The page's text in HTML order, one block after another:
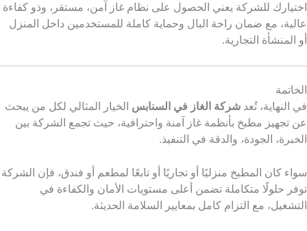
اختيارك للشركة يعني الحصول على نظام غاز آمن، مستقر، وذو كفاءة
عالية، مع ضمان راحة البال وحماية كاملة للمستخدمين داخل المنزل
أو المنشأة التجارية.
الخاتمة
في النهاية، تُعد شركة الغاز في السنابس الخيار المثالي لكل من يبحث
عن تجهيز مطبخ بأنظمة غاز آمنة واحترافية، حيث تجمع الشركة بين
الخبرة، الجودة، والدقة في التنفيذ.
سواء كان المطبخ منزليًا أو تجاريًا أو تابعًا لمطعم أو فندق، فإن الشركة
توفر حلولًا متكاملة تضمن أعلى مستويات الأمان والكفاءة في
التشغيل، مع التزام كامل بمعايير السلامة الحديثة.